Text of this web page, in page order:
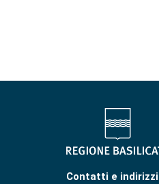
Contatti e indirizzi